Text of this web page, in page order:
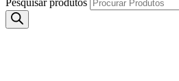
Pesquisar produtos